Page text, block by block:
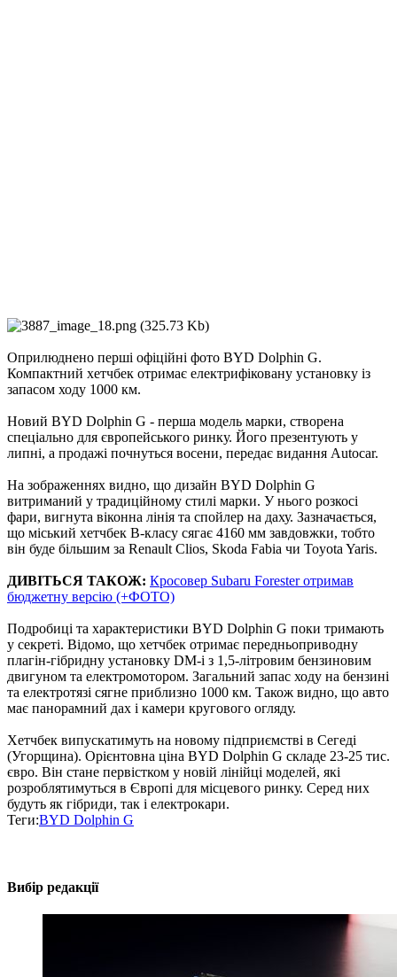
Оприлюднено перші офіційні фото BYD Dolphin G.
Компактний хетчбек отримає електрифіковану установку із
запасом ходу 1000 км.
Новий BYD Dolphin G - перша модель марки, створена
спеціально для європейського ринку. Його презентують у
липні, а продажі почнуться восени, передає видання Autocar.
На зображеннях видно, що дизайн BYD Dolphin G
витриманий у традиційному стилі марки. У нього розкосі
фари, вигнута віконна лінія та спойлер на даху. Зазначається,
що міський хетчбек В-класу сягає 4160 мм завдовжки, тобто
він буде більшим за Renault Clios, Skoda Fabia чи Toyota Yaris.
ДИВІТЬСЯ ТАКОЖ: Кросовер Subaru Forester отримав
бюджетну версію (+ФОТО)
Подробиці та характеристики BYD Dolphin G поки тримають
у секреті. Відомо, що хетчбек отримає передньоприводну
плагін-гібридну установку DM-i з 1,5-літровим бензиновим
двигуном та електромотором. Загальний запас ходу на бензині
та електротязі сягне приблизно 1000 км. Також видно, що авто
має панорамний дах і камери кругового огляду.
Хетчбек випускатимуть на новому підприємстві в Сегеді
(Угорщина). Орієнтовна ціна BYD Dolphin G складе 23-25 тис.
євро. Він стане первістком у новій лінійці моделей, які
розроблятимуться в Європі для місцевого ринку. Серед них
будуть як гібриди, так і електрокари.
Теги:BYD Dolphin G
Вибір редакції